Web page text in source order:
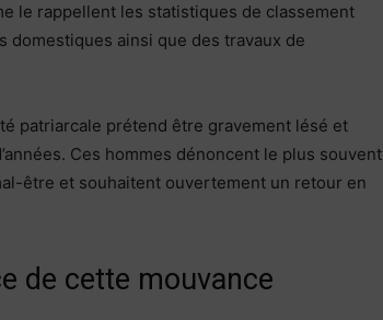
le rappellent les statistiques de classement
domestiques ainsi que des travaux de
patriarcale prétend être gravement lésé et
Ces hommes dénoncent le plus souvent
être et souhaitent ouvertement un retour en
de cette mouvance